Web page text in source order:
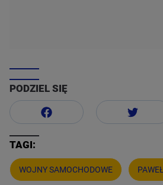
PODZIEL SIĘ
TAGI:
WOJNY SAMOCHODOWE